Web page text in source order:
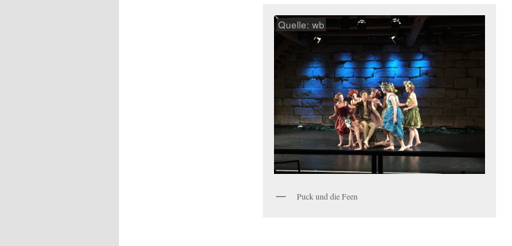
Quelle: wb
Puck und die Feen